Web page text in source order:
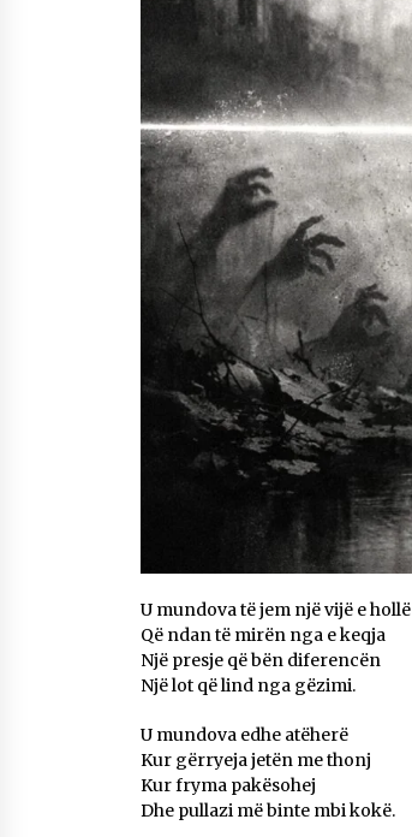
U mundova të jem një vijë e hollë
Që ndan të mirën nga e keqja
Një presje që bën diferencën
Një lot që lind nga gëzimi.
U mundova edhe atëherë
Kur gërryeja jetën me thonj
Kur fryma pakësohej
Dhe pullazi më binte mbi kokë.